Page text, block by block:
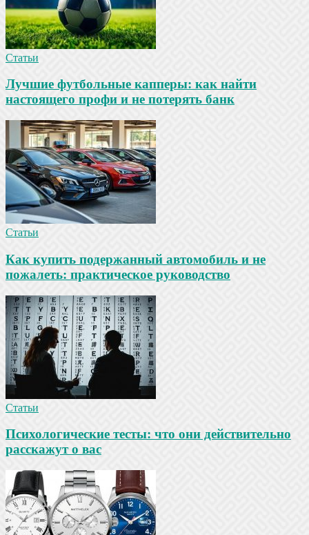
Статьи
Лучшие футбольные капперы: как найти
настоящего профи и не потерять банк
Статьи
Как купить подержанный автомобиль и не
пожалеть: практическое руководство
Статьи
Психологические тесты: что они действительно
расскажут о вас